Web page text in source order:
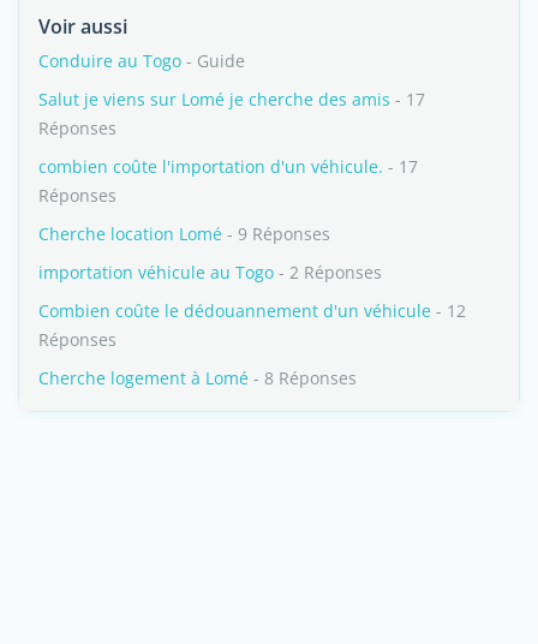
Voir aussi
Conduire au Togo - Guide
Salut je viens sur Lomé je cherche des amis - 17
Réponses
combien coûte l'importation d'un véhicule. - 17
Réponses
Cherche location Lomé - 9 Réponses
importation véhicule au Togo - 2 Réponses
Combien coûte le dédouannement d'un véhicule - 12
Réponses
Cherche logement à Lomé - 8 Réponses